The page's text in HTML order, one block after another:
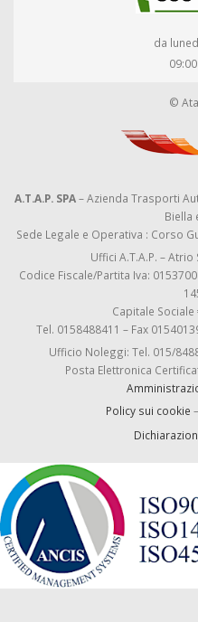
da
©
A.T.A.P. SPA– Azienda Trasporti
Biella
Sede Legale e Operativa : Corso
Uffici A.T.A.P. –
Codice Fiscale/Partita Iva:
Capitale Sociale
Tel. 0158488411 – Fax
Ufficio Noleggi: Tel. 015/
Posta Elettronica
Policy sui cookie –